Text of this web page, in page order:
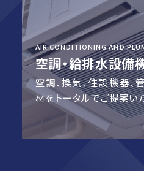
AIR CONDITIONING AND
空調・給排水設備
空調、換気、住設機器
材をトータルでご提案い